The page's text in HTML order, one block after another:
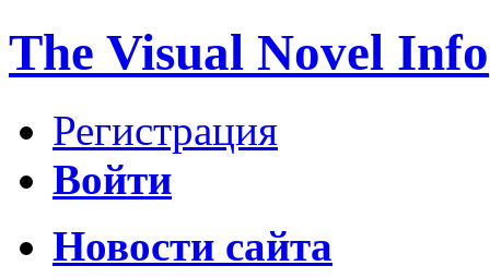
The Visual Novel Info
Регистрация
Войти
Новости сайта